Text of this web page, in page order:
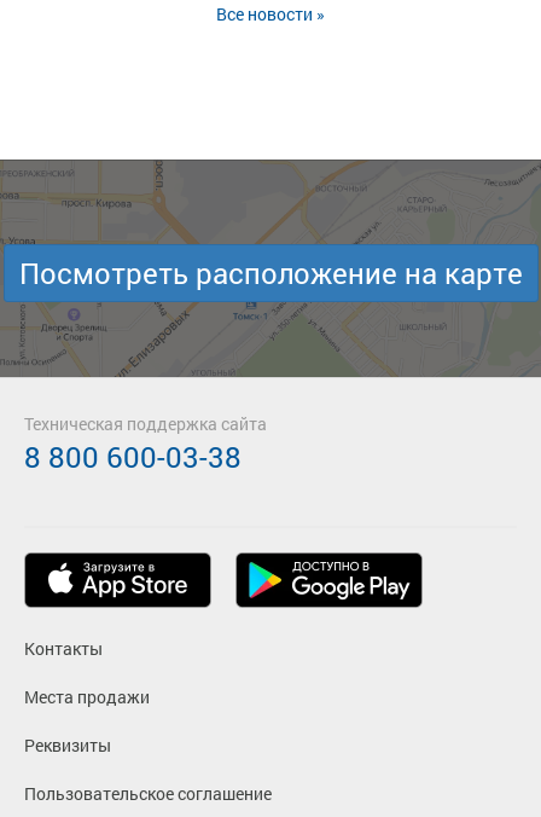
Все новости »
Посмотреть расположение на карте
Контакты
Места продажи
Реквизиты
Пользовательское соглашение
Техническая поддержка сайта
8 800 600-03-38